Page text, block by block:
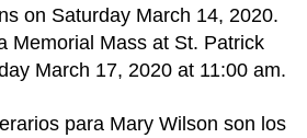
on Saturday March 14, 2020.
Memorial Mass at St. Patrick
March 17, 2020 at 11:00 am.
para Mary Wilson son los